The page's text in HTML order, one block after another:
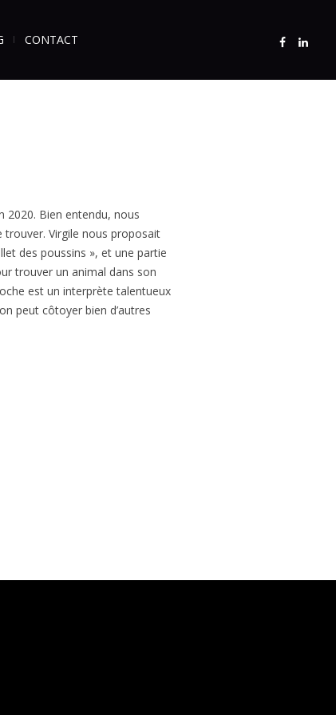
CONTACT
2020. Bien entendu, nous
trouver. Virgile nous proposait
des poussins », et une partie
trouver un animal dans son
est un interprète talentueux
peut côtoyer bien d’autres